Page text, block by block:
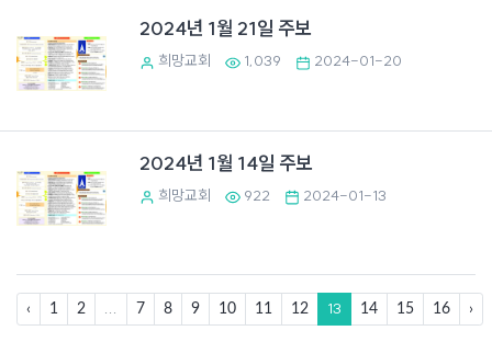
2024년 1월 21일 주보
희망교회 1,039 2024-01-20
2024년 1월 14일 주보
희망교회 922 2024-01-13
‹ 1 2 ... 7 8 9 10 11 12 13 14 15 16 ›